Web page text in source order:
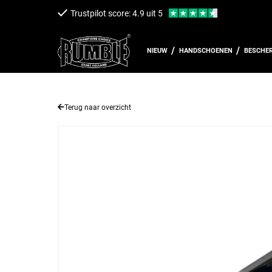
naar de contentTrustpilot score: 4.9 uit 5
NIEUW HANDSCHOENEN
Terug naar overzicht